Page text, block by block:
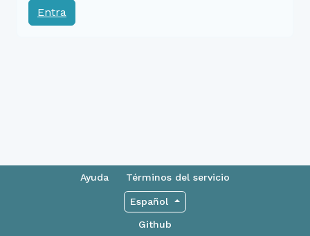
Entra
Ayuda Términos del servicio
Español
Github